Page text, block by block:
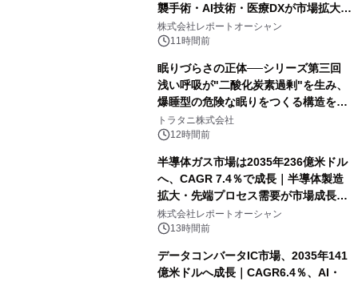
襲手術・AI技術・医療DXが市場拡大を
牽引
株式会社レポートオーシャン
11時間前
眠りづらさの正体──シリーズ第三回
浅い呼吸が"二酸化炭素過剰"を生み、
爆睡型の危険な眠りをつくる構造を解
説
トラタニ株式会社
12時間前
半導体ガス市場は2035年236億米ドル
へ、CAGR 7.4％で成長｜半導体製造
拡大・先端プロセス需要が市場成長を
加速
株式会社レポートオーシャン
13時間前
データコンバータIC市場、2035年141
億米ドルへ成長｜CAGR6.4％、AI・